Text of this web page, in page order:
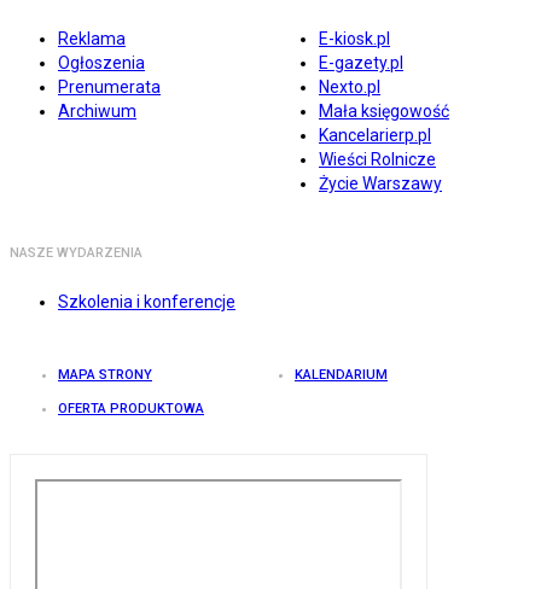
Reklama
Ogłoszenia
Prenumerata
Archiwum
E-kiosk.pl
E-gazety.pl
Nexto.pl
Mała księgowość
Kancelarierp.pl
Wieści Rolnicze
Życie Warszawy
NASZE WYDARZENIA
Szkolenia i konferencje
MAPA STRONY KALENDARIUM
OFERTA PRODUKTOWA